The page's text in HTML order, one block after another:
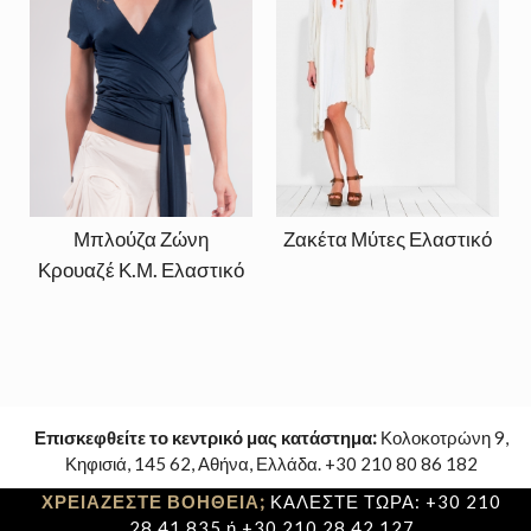
Μπλούζα Ζώνη
Κρουαζέ Κ.Μ. Ελαστικό
Ζακέτα Μύτες Ελαστικό
Επισκεφθείτε το κεντρικό μας κατάστημα: Κολοκοτρώνη 9,
Κηφισιά, 145 62, Αθήνα, Ελλάδα. +30 210 80 86 182
ΧΡΕΙΑΖΕΣΤΕ ΒΟΗΘΕΙΑ; ΚΑΛΕΣΤΕ ΤΩΡΑ: +30 210